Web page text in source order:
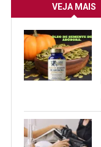
VEJA MAIS